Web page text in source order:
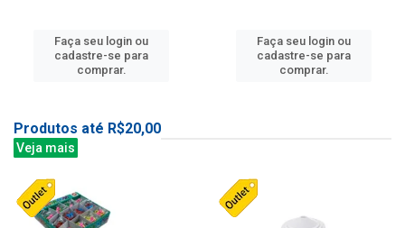
Faça seu login ou
cadastre-se para
comprar.
Faça seu login ou
cadastre-se para
comprar.
Produtos até R$20,00
Veja mais